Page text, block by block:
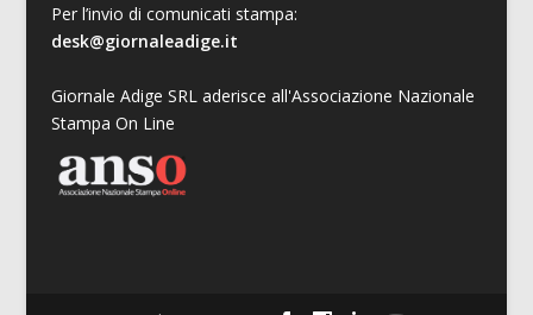
Per l’invio di comunicati stampa:
desk@giornaleadige.it
Giornale Adige SRL aderisce all'Associazione Nazionale
Stampa On Line